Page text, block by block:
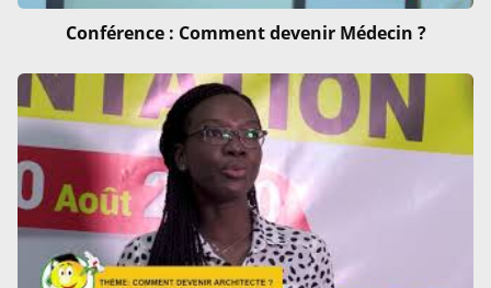
Conférence : Comment devenir Médecin ?